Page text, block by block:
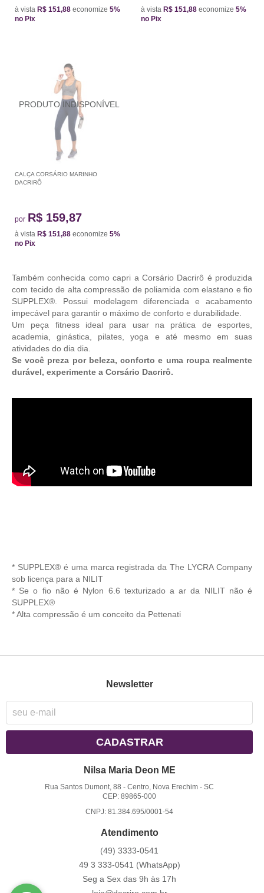
à vista R$ 151,88 economize 5%
no Pix
à vista R$ 151,88 economize 5%
no Pix
CALÇA CORSÁRIO MARINHO
DACRIRÔ
por R$ 159,87
à vista R$ 151,88 economize 5%
no Pix
Também conhecida como capri a Corsário Dacrirô é produzida
com tecido de alta compressão de poliamida com elastano e fio
SUPPLEX®. Possui modelagem diferenciada e acabamento
impecável para garantir o máximo de conforto e durabilidade.
Um peça fitness ideal para usar na prática de esportes,
academia, ginástica, pilates, yoga e até mesmo em suas
atividades do dia dia.
Se você preza por beleza, conforto e uma roupa realmente
durável, experimente a Corsário Dacrirô.
* SUPPLEX® é uma marca registrada da The LYCRA Company
sob licença para a NILIT
* Se o fio não é Nylon 6.6 texturizado a ar da NILIT não é
SUPPLEX®
* Alta compressão é um conceito da Pettenati
Newsletter
CADASTRAR
Nilsa Maria Deon ME
Rua Santos Dumont, 88 -Centro, Nova Erechim -SC
CEP: 89865-000
CNPJ: 81.384.695/0001-54
Atendimento
(49) 3333-0541
49 3 333-0541 (WhatsApp)
Seg a Sex das 9h às 17h